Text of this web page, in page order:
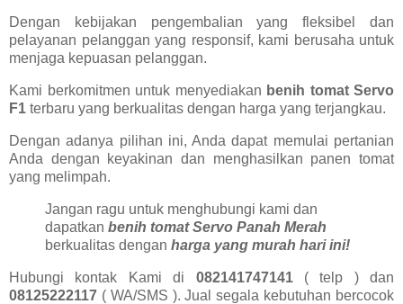
Dengan kebijakan pengembalian yang fleksibel dan
pelayanan pelanggan yang responsif, kami berusaha untuk
menjaga kepuasan pelanggan.
Kami berkomitmen untuk menyediakan benih tomat Servo
F1 terbaru yang berkualitas dengan harga yang terjangkau.
Dengan adanya pilihan ini, Anda dapat memulai pertanian
Anda dengan keyakinan dan menghasilkan panen tomat
yang melimpah.
Jangan ragu untuk menghubungi kami dan
dapatkan benih tomat Servo Panah Merah
berkualitas dengan harga yang murah hari ini!
Hubungi kontak Kami di 082141747141 ( telp ) dan
08125222117 ( WA/SMS ). Jual segala kebutuhan bercocok